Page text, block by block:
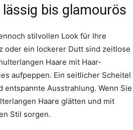
bis glamourös
stilvollen Look für Ihre
oder ein lockerer Dutt sind zeitlose
Haare mit Haar-
aufpeppen. Ein seitlicher Scheitel
Ausstrahlung. Wenn Sie
Haare glätten und mit
Stil sorgen.